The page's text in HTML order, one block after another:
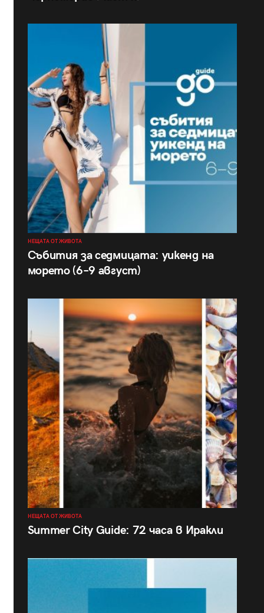
НЕЩАТА ОТ ЖИВОТА
Събития за седмицата: уикенд на
морето (6–9 август)
НЕЩАТА ОТ ЖИВОТА
Summer City Guide: 72 часа в Иракли